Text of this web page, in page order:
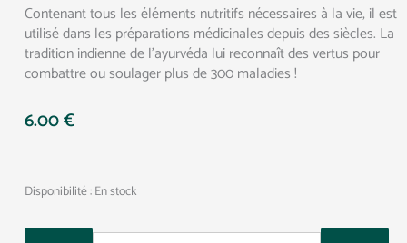
Contenant tous les éléments nutritifs nécessaires à la vie, il est
utilisé dans les préparations médicinales depuis des siècles. La
tradition indienne de l’ayurvéda lui reconnaît des vertus pour
combattre ou soulager plus de 300 maladies !
6.00€
Disponibilité :En stock
Quantity